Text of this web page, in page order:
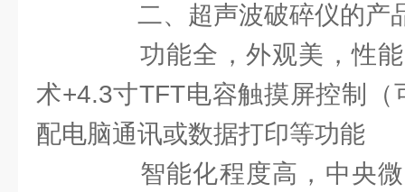
二、超声波破碎仪的产
功能全，外观美，性能
术+4.3寸TFT电容触摸屏控制
配电脑通讯或数据打印等功能
智能化程度高，中央微